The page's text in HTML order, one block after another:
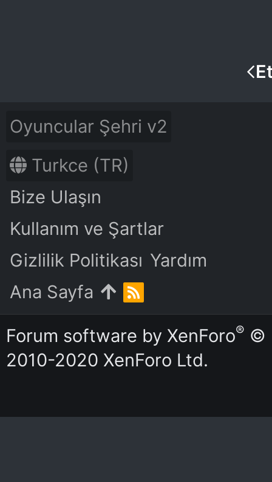
Oyuncular Şehri v2
Turkce (TR)
Bize Ulaşın
Kullanım ve Şartlar
Gizlilik Politikası Yardım
Ana Sayfa
R
S
S
Forum software by XenForo® ©
2010-2020 XenForo Ltd.